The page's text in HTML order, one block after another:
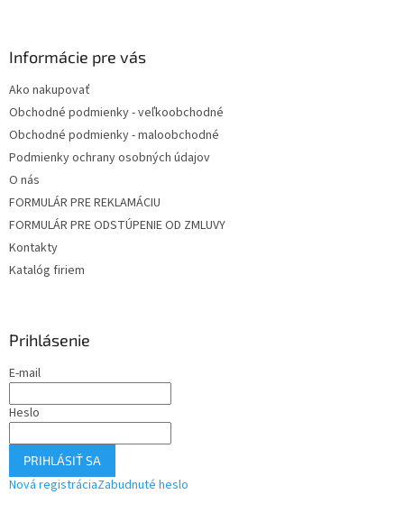
Informácie pre vás
Ako nakupovať
Obchodné podmienky - veľkoobchodné
Obchodné podmienky - maloobchodné
Podmienky ochrany osobných údajov
O nás
FORMULÁR PRE REKLAMÁCIU
FORMULÁR PRE ODSTÚPENIE OD ZMLUVY
Kontakty
Katalóg firiem
Prihlásenie
E-mail
Heslo
PRIHLÁSIŤ SA
Nová registráciaZabudnuté heslo